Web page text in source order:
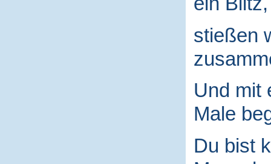
stießen
Und mit
Male
Du bist